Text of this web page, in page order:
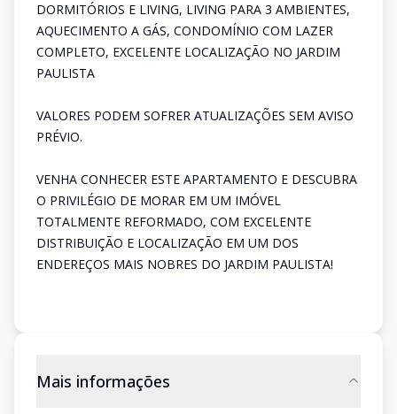
DORMITÓRIOS E LIVING, LIVING PARA 3 AMBIENTES,
AQUECIMENTO A GÁS, CONDOMÍNIO COM LAZER
COMPLETO, EXCELENTE LOCALIZAÇÃO NO JARDIM
PAULISTA
VALORES PODEM SOFRER ATUALIZAÇÕES SEM AVISO
PRÉVIO.
VENHA CONHECER ESTE APARTAMENTO E DESCUBRA
O PRIVILÉGIO DE MORAR EM UM IMÓVEL
TOTALMENTE REFORMADO, COM EXCELENTE
DISTRIBUIÇÃO E LOCALIZAÇÃO EM UM DOS
ENDEREÇOS MAIS NOBRES DO JARDIM PAULISTA!
Mais informações